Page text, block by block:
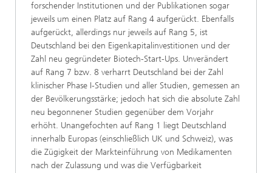
forschender Institutionen und der Publikationen sogar
jeweils um einen Platz auf Rang 4 aufgerückt. Ebenfalls
aufgerückt, allerdings nur jeweils auf Rang 5, ist
Deutschland bei den Eigenkapitalinvestitionen und der
Zahl neu gegründeter Biotech-Start-Ups. Unverändert
auf Rang 7 bzw. 8 verharrt Deutschland bei der Zahl
klinischer Phase I-Studien und aller Studien, gemessen an
der Bevölkerungsstärke; jedoch hat sich die absolute Zahl
neu begonnener Studien gegenüber dem Vorjahr
erhöht. Unangefochten auf Rang 1 liegt Deutschland
innerhalb Europas (einschließlich UK und Schweiz), was
die Zügigkeit der Markteinführung von Medikamenten
nach der Zulassung und was die Verfügbarkeit